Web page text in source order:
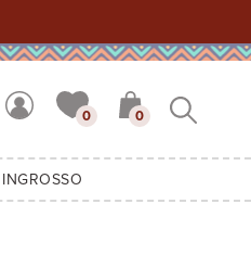
0 0
INGROSSO